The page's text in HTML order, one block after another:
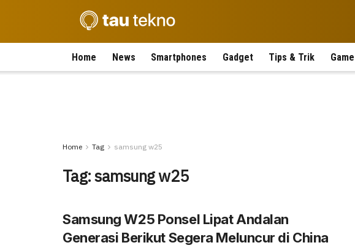
Home News Smartphones Gadget Tips & Trik Game
Home Tag samsung w25
Tag:samsung w25
Samsung W25 Ponsel Lipat Andalan
Generasi Berikut Segera Meluncur di China